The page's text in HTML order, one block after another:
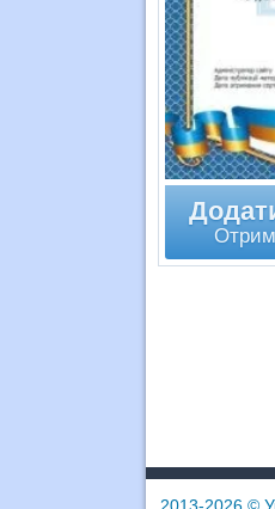
2013-2026©